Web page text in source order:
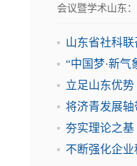
会议暨学术山东
山东省社科
“中国梦·新气
立足山东优
将济青发展
夯实理论之
不断强化企